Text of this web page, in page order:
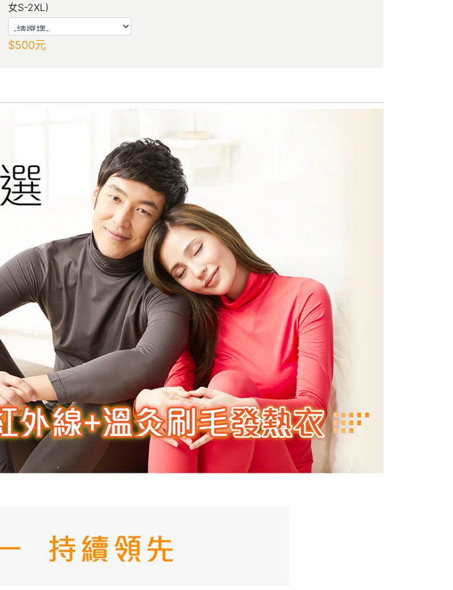
女S-2XL)
$500元